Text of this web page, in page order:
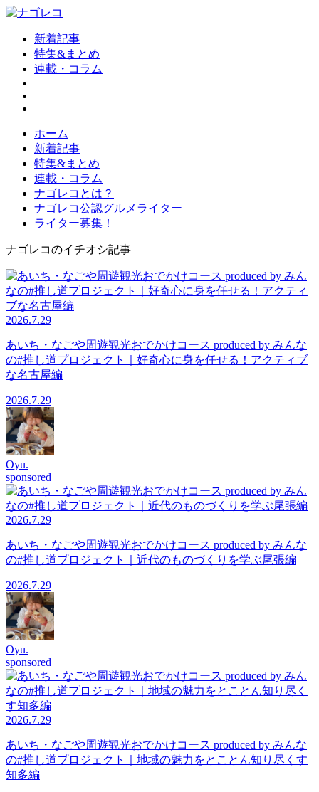
新着記事
特集&まとめ
連載・コラム
ホーム
新着記事
特集&まとめ
連載・コラム
ナゴレコとは？
ナゴレコ公認グルメライター
ライター募集！
ナゴレコのイチオシ記事
2026.7.29
あいち・なごや周遊観光おでかけコース produced by みんな
の#推し道プロジェクト｜好奇心に身を任せる！アクティブ
な名古屋編
2026.7.29
Oyu.
sponsored
2026.7.29
あいち・なごや周遊観光おでかけコース produced by みんな
の#推し道プロジェクト｜近代のものづくりを学ぶ尾張編
2026.7.29
Oyu.
sponsored
2026.7.29
あいち・なごや周遊観光おでかけコース produced by みんな
の#推し道プロジェクト｜地域の魅力をとことん知り尽くす
知多編